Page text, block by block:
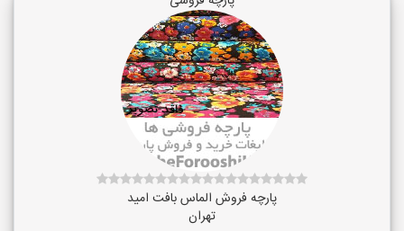
پارچه فروش الماس بافت امید
تهران